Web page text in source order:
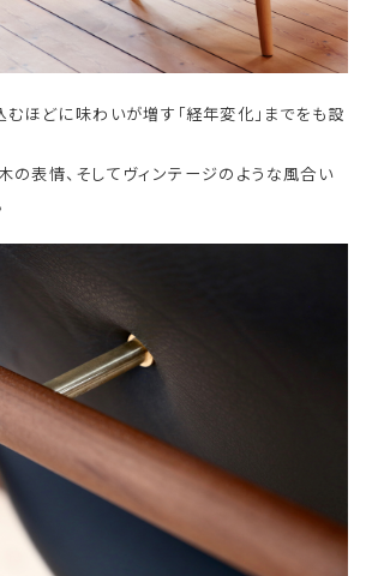
むほどに味わいが増す「経年変化」までをも設
の表情、そしてヴィンテージのような風合い